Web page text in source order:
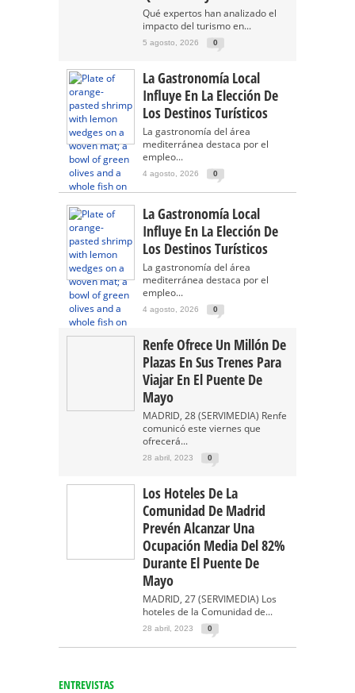
Qué expertos han analizado el
impacto del turismo en...
5 agosto, 2026 0
La Gastronomía Local
Influye En La Elección De
Los Destinos Turísticos
La gastronomía del área
mediterránea destaca por el
empleo...
4 agosto, 2026 0
La Gastronomía Local
Influye En La Elección De
Los Destinos Turísticos
La gastronomía del área
mediterránea destaca por el
empleo...
4 agosto, 2026 0
Renfe Ofrece Un Millón De
Plazas En Sus Trenes Para
Viajar En El Puente De
Mayo
MADRID, 28 (SERVIMEDIA) Renfe
comunicó este viernes que
ofrecerá...
28 abril, 2023 0
Los Hoteles De La
Comunidad De Madrid
Prevén Alcanzar Una
Ocupación Media Del 82%
Durante El Puente De
Mayo
MADRID, 27 (SERVIMEDIA) Los
hoteles de la Comunidad de...
28 abril, 2023 0
ENTREVISTAS